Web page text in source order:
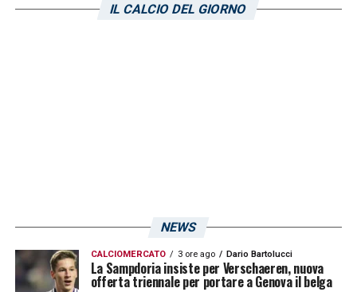
metabolizzare, ma ormai l’abbiamo messa
LA PLAYLIST DELLE NOSTRE TOP NEWS
IL CALCIO DEL GIORNO
NEWS
CALCIOMERCATO 3 ore ago Dario Bartolucci
La Sampdoria insiste per Verschaeren, nuova
offerta triennale per portare a Genova il belga